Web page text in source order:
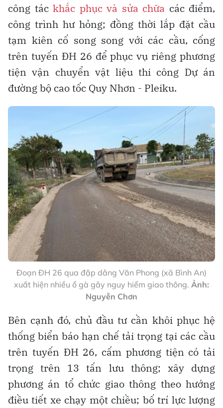
công tác khắc phục và sửa chữa các điểm,
công trình hư hỏng; đồng thời lắp đặt cầu
tạm kiên cố song song với các cầu, cống
trên tuyến ĐH 26 để phục vụ riêng phương
tiện vận chuyển vật liệu thi công Dự án
đường bộ cao tốc Quy Nhơn - Pleiku.
Đoạn ĐH 26 qua đập dâng Văn Phong (xã Bình An)
xuất hiện nhiều ổ gà gây nguy hiểm giao thông. Ảnh:
Nguyễn Chơn
Bên cạnh đó, chủ đầu tư cần khôi phục hệ
thống biển báo hạn chế tải trọng tại các cầu
trên tuyến ĐH 26, cấm phương tiện có tải
trọng trên 13 tấn lưu thông; xây dựng
phương án tổ chức giao thông theo hướng
điều tiết xe chạy một chiều; bố trí lực lượng